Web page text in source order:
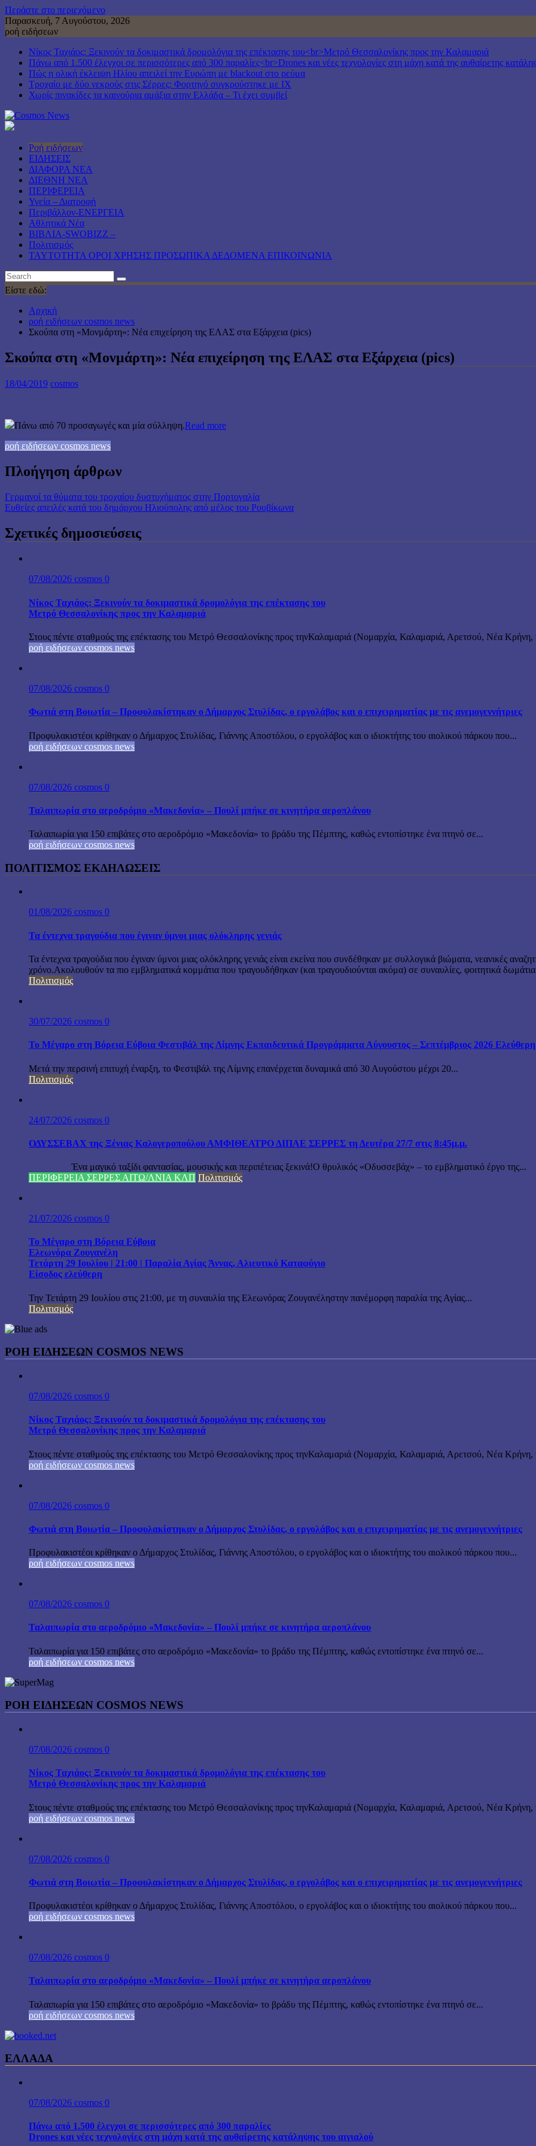
Περάστε στο περιεχόμενο
Παρασκευή, 7 Αυγούστου, 2026
ροή ειδήσεων
Νίκος Ταχιάος: Ξεκινούν τα δοκιμαστικά δρομολόγια της επέκτασης του<br>Μετρό Θεσσαλονίκης προς την Καλαμαριά
Πάνω από 1.500 έλεγχοι σε περισσότερες από 300 παραλίες<br>Drones και νέες τεχνολογίες στη μάχη κατά της αυθαίρετης
Πώς η ολική έκλειψη Ηλίου απειλεί την Ευρώπη με blackout στο ρεύμα
Τροχαίο με δύο νεκρούς στις Σέρρες: Φορτηγό συγκρούστηκε με ΙΧ
Χωρίς πινακίδες τα καινούρια αμάξια στην Ελλάδα – Τι έχει συμβεί
Ροή ειδήσεων
ΕΙΔΗΣΕΙΣ
ΔΙΑΦΟΡΑ ΝΕΑ
ΔΙΕΘΝΗ ΝΕΑ
ΠΕΡΙΦΕΡΕΙΑ
Υγεία – Διατροφή
Περιβάλλον-ΕΝΕΡΓΕΙΑ
Αθλητικά Νέα
ΒΙΒΛΙΑ-SWOBIZZ –
Πολιτισμός
TAYTOTHTA ΟΡΟΙ ΧΡΗΣΗΣ ΠΡΟΣΩΠΙΚΑ ΔΕΔΟΜΕΝΑ ΕΠΙΚΟΙΝΩΝΙΑ
Είστε εδώ:
Αρχική
ροή ειδήσεων cosmos news
Σκούπα στη «Μονμάρτη»: Νέα επιχείρηση της ΕΛΑΣ στα Εξάρχεια (pics)
Σκούπα στη «Μονμάρτη»: Νέα επιχείρηση της ΕΛΑΣ στα Εξάρχεια (pics)
18/04/2019 cosmos
Πάνω από 70 προσαγωγές και μία σύλληψη.Read more
ροή ειδήσεων cosmos news
Πλοήγηση άρθρων
Γερμανοί τα θύματα του τροχαίου δυστυχήματος στην Πορτογαλία
Ευθείες απειλές κατά του δημάρχου Ηλιούπολης από μέλος του Ρουβίκωνα
Σχετικές δημοσιεύσεις
07/08/2026 cosmos 0
Νίκος Ταχιάος: Ξεκινούν τα δοκιμαστικά δρομολόγια της επέκτασης του
Μετρό Θεσσαλονίκης προς την Καλαμαριά
Στους πέντε σταθμούς της επέκτασης του Μετρό Θεσσαλονίκης προς τηνΚαλαμαριά (Νομαρχία, Καλαμαριά, Αρετσού, Νέα Κρήνη,
ροή ειδήσεων cosmos news
07/08/2026 cosmos 0
Φωτιά στη Βοιωτία – Προφυλακίστηκαν ο Δήμαρχος Στυλίδας, ο εργολάβος και ο επιχειρηματίας με τις ανεμογεννήτριες
Προφυλακιστέοι κρίθηκαν ο Δήμαρχος Στυλίδας, Γιάννης Αποστόλου, ο εργολάβος και ο ιδιοκτήτης του αιολικού πάρκου που...
ροή ειδήσεων cosmos news
07/08/2026 cosmos 0
Ταλαιπωρία στο αεροδρόμιο «Μακεδονία» – Πουλί μπήκε σε κινητήρα αεροπλάνου
Ταλαιπωρία για 150 επιβάτες στο αεροδρόμιο «Μακεδονία» το βράδυ της Πέμπτης, καθώς εντοπίστηκε ένα πτηνό σε...
ροή ειδήσεων cosmos news
ΠΟΛΙΤΙΣΜΟΣ ΕΚΔΗΛΩΣΕΙΣ
01/08/2026 cosmos 0
Τα έντεχνα τραγούδια που έγιναν ύμνοι μιας ολόκληρης γενιάς
Τα έντεχνα τραγούδια που έγιναν ύμνοι μιας ολόκληρης γενιάς είναι εκείνα που συνδέθηκαν με συλλογικά βιώματα, νεανικές
χρόνο.Ακολουθούν τα πιο εμβληματικά κομμάτια που τραγουδήθηκαν (και τραγουδιούνται ακόμα) σε συναυλίες, φοιτητικά
Πολιτισμός
30/07/2026 cosmos 0
Το Μέγαρο στη Βόρεια Εύβοια Φεστιβάλ της Λίμνης Εκπαιδευτικά Προγράμματα Αύγουστος – Σεπτέμβριος 2026 Ελεύθερη
Μετά την περσινή επιτυχή έναρξη, το Φεστιβάλ της Λίμνης επανέρχεται δυναμικά από 30 Αυγούστου μέχρι 20...
Πολιτισμός
24/07/2026 cosmos 0
ΟΔΥΣΣΕΒΑΧ της Ξένιας Καλογεροπούλου ΑΜΦΙΘΕΑΤΡΟ ΔΙΠΑΕ ΣΕΡΡΕΣ τη Δευτέρα 27/7 στις 8:45μ.μ.
Ένα μαγικό ταξίδι φαντασίας, μουσικής και περιπέτειας ξεκινά!Ο θρυλικός «Οδυσσεβάχ» – το εμβληματικό έργο της...
ΠΕΡΙΦΕΡΕΙΑ ΣΕΡΡΕΣ ΑΙΤΩ/ΛΝΙΑ ΚΛΠ Πολιτισμός
21/07/2026 cosmos 0
Το Μέγαρο στη Βόρεια Εύβοια
Ελεωνόρα Ζουγανέλη
Τετάρτη 29 Ιουλίου | 21:00 | Παραλία Αγίας Άννας, Αλιευτικό Καταφύγιο
Είσοδος ελεύθερη
Την Τετάρτη 29 Ιουλίου στις 21:00, με τη συναυλία της Ελεωνόρας Ζουγανέληστην πανέμορφη παραλία της Αγίας...
Πολιτισμός
ΡΟΗ ΕΙΔΗΣΕΩΝ COSMOS NEWS
07/08/2026 cosmos 0
Νίκος Ταχιάος: Ξεκινούν τα δοκιμαστικά δρομολόγια της επέκτασης του
Μετρό Θεσσαλονίκης προς την Καλαμαριά
Στους πέντε σταθμούς της επέκτασης του Μετρό Θεσσαλονίκης προς τηνΚαλαμαριά (Νομαρχία, Καλαμαριά, Αρετσού, Νέα Κρήνη,
ροή ειδήσεων cosmos news
07/08/2026 cosmos 0
Φωτιά στη Βοιωτία – Προφυλακίστηκαν ο Δήμαρχος Στυλίδας, ο εργολάβος και ο επιχειρηματίας με τις ανεμογεννήτριες
Προφυλακιστέοι κρίθηκαν ο Δήμαρχος Στυλίδας, Γιάννης Αποστόλου, ο εργολάβος και ο ιδιοκτήτης του αιολικού πάρκου που...
ροή ειδήσεων cosmos news
07/08/2026 cosmos 0
Ταλαιπωρία στο αεροδρόμιο «Μακεδονία» – Πουλί μπήκε σε κινητήρα αεροπλάνου
Ταλαιπωρία για 150 επιβάτες στο αεροδρόμιο «Μακεδονία» το βράδυ της Πέμπτης, καθώς εντοπίστηκε ένα πτηνό σε...
ροή ειδήσεων cosmos news
ΡΟΉ ΕΙΔΉΣΕΩΝ COSMOS NEWS
07/08/2026 cosmos 0
Νίκος Ταχιάος: Ξεκινούν τα δοκιμαστικά δρομολόγια της επέκτασης του
Μετρό Θεσσαλονίκης προς την Καλαμαριά
Στους πέντε σταθμούς της επέκτασης του Μετρό Θεσσαλονίκης προς τηνΚαλαμαριά (Νομαρχία, Καλαμαριά, Αρετσού, Νέα Κρήνη,
ροή ειδήσεων cosmos news
07/08/2026 cosmos 0
Φωτιά στη Βοιωτία – Προφυλακίστηκαν ο Δήμαρχος Στυλίδας, ο εργολάβος και ο επιχειρηματίας με τις ανεμογεννήτριες
Προφυλακιστέοι κρίθηκαν ο Δήμαρχος Στυλίδας, Γιάννης Αποστόλου, ο εργολάβος και ο ιδιοκτήτης του αιολικού πάρκου που...
ροή ειδήσεων cosmos news
07/08/2026 cosmos 0
Ταλαιπωρία στο αεροδρόμιο «Μακεδονία» – Πουλί μπήκε σε κινητήρα αεροπλάνου
Ταλαιπωρία για 150 επιβάτες στο αεροδρόμιο «Μακεδονία» το βράδυ της Πέμπτης, καθώς εντοπίστηκε ένα πτηνό σε...
ροή ειδήσεων cosmos news
ΕΛΛΑΔΑ
07/08/2026 cosmos 0
Πάνω από 1.500 έλεγχοι σε περισσότερες από 300 παραλίες
Drones και νέες τεχνολογίες στη μάχη κατά της αυθαίρετης κατάληψης του αιγιαλού